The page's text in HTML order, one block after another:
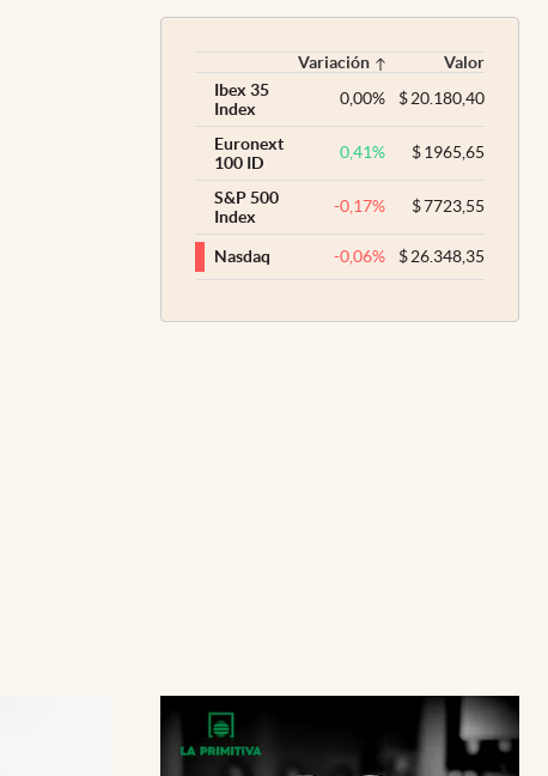
Variación
Valor
Ibex 35
Index
0,00% $20.180,40
Euronext
100 ID
0,41% $1965,65
S&P 500
Index
-0,17% $7723,55
Nasdaq -0,06% $26.348,35